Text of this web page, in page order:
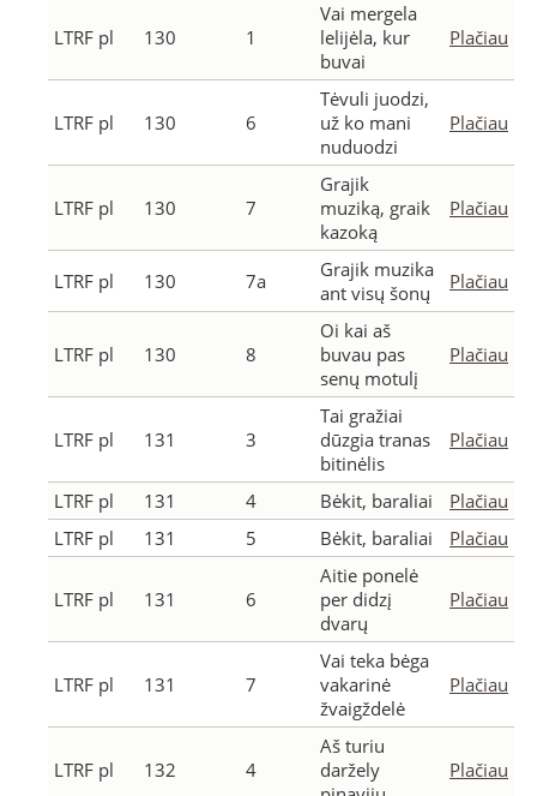
LTRF pl 130 1
Vai mergela
lelijėla, kur
buvai
Plačiau
LTRF pl 130 6
Tėvuli juodzi,
už ko mani
nuduodzi
Plačiau
LTRF pl 130 7
Grajik
muziką, graik
kazoką
Plačiau
LTRF pl 130 7a
Grajik muzika
ant visų šonų
Plačiau
LTRF pl 130 8
Oi kai aš
buvau pas
senų motulį
Plačiau
LTRF pl 131 3
Tai gražiai
dūzgia tranas
bitinėlis
Plačiau
LTRF pl 131 4 Bėkit, baraliai
Plačiau
LTRF pl
131 5 Bėkit, baraliai Plačiau
LTRF pl 131 6
Aitie ponelė
per didzį
dvarų
Plačiau
LTRF pl 131 7
Vai teka bėga
vakarinė
žvaigždelė
Plačiau
LTRF pl 132 4
Aš turiu
daržely
Plačiau